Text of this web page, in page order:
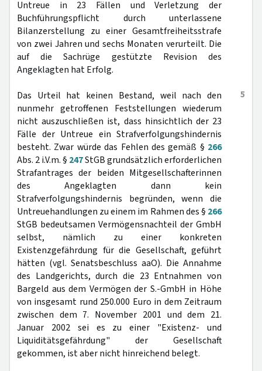
Untreue in 23 Fällen und Verletzung der
Buchführungspflicht durch unterlassene
Bilanzerstellung zu einer Gesamtfreiheitsstrafe
von zwei Jahren und sechs Monaten verurteilt. Die
auf die Sachrüge gestützte Revision des
Angeklagten hat Erfolg.
5
Das Urteil hat keinen Bestand, weil nach den
nunmehr getroffenen Feststellungen wiederum
nicht auszuschließen ist, dass hinsichtlich der 23
Fälle der Untreue ein Strafverfolgungshindernis
besteht. Zwar würde das Fehlen des gemäß § 266
Abs. 2 i.V.m. § 247StGB grundsätzlich erforderlichen
Strafantrages der beiden Mitgesellschafterinnen
des Angeklagten dann kein
Strafverfolgungshindernis begründen, wenn die
Untreuehandlungen zu einem im Rahmen des § 266
StGB bedeutsamen Vermögensnachteil der GmbH
selbst, nämlich zu einer konkreten
Existenzgefährdung für die Gesellschaft, geführt
hätten (vgl. Senatsbeschluss aaO). Die Annahme
des Landgerichts, durch die 23 Entnahmen von
Bargeld aus dem Vermögen der S.-GmbH in Höhe
von insgesamt rund 250.000 Euro in dem Zeitraum
zwischen dem 7. November 2001 und dem 21.
Januar 2002 sei es zu einer "Existenz- und
Liquiditätsgefährdung" der Gesellschaft
gekommen, ist aber nicht hinreichend belegt.